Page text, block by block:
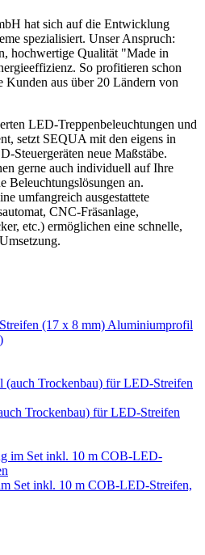
hat sich auf die Entwicklung
spezialisiert. Unser Anspruch:
hochwertige Qualität "Made in
So profitieren schon
Kunden aus über 20 Ländern von
LED-Treppenbeleuchtungen und
setzt SEQUA mit den eigens in
Steuergeräten neue Maßstäbe.
gerne auch individuell auf Ihre
Beleuchtungslösungen an.
umfangreich ausgestattete
CNC-Fräsanlage,
etc.) ermöglichen eine schnelle,
Aluminiumprofil
Trockenbau) für LED-Streifen
Set inkl. 10 m COB-LED-Streifen,